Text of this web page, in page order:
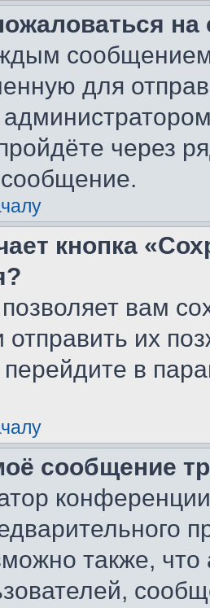
сообщением
для
через
кнопка
вам
отправить их
в
сообщение
также, что